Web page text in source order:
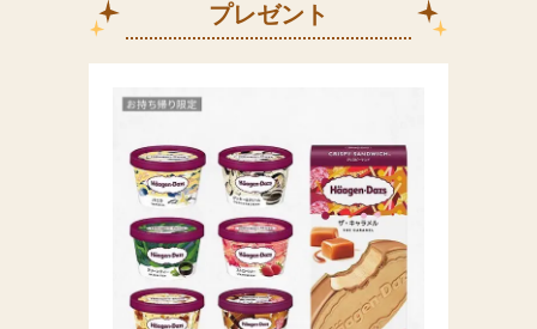
プレゼント